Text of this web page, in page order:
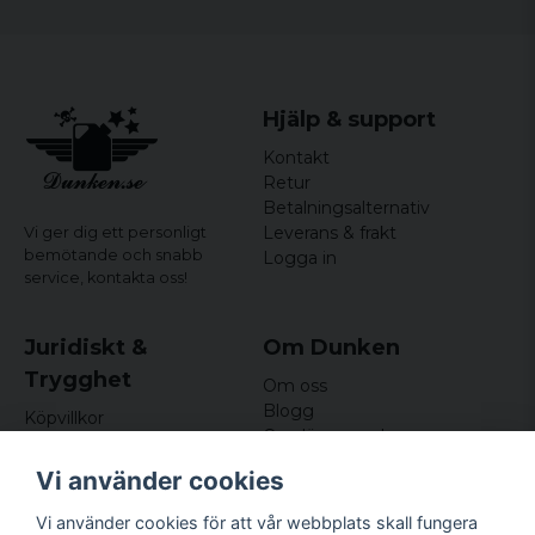
Vi ger dig ett personligt
bemötande och snabb
service, kontakta oss!
Hjälp & support
Kontakt
Retur
Betalningsalternativ
Leverans & frakt
Logga in
Juridiskt &
Trygghet
Köpvillkor
Om cookies
Om Dunken
Om oss
Blogg
Omdömen och
Nyhetsbrev
Kundklubb
Vi använder cookies
Vi använder cookies för att vår webbplats skall fungera